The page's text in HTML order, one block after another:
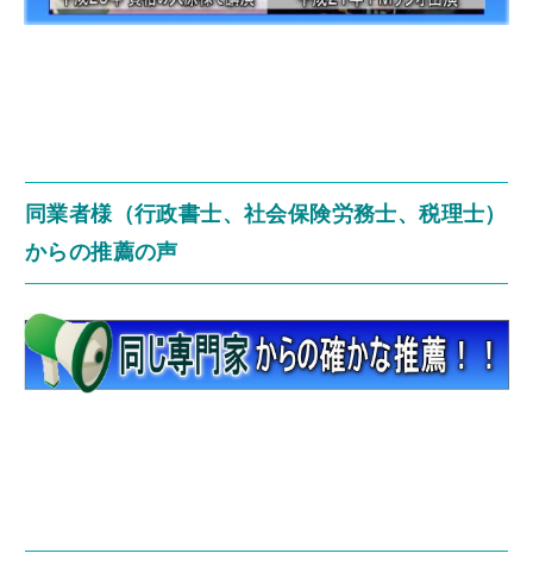
同業者様（行政書士、社会保険労務士、税理士）
からの推薦の声